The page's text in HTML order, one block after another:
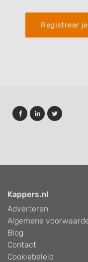
Registreer
Kappers.nl
Adverteren
Algemene
Blog
Contact
Cookiebeleid